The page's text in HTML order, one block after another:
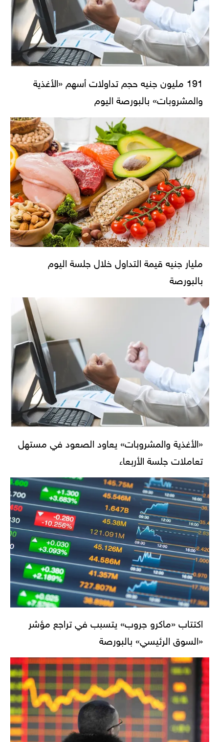
191 مليون جنيه حجم تداولات أسهم «الأغذية
والمشروبات» بالبورصة اليوم
مليار جنيه قيمة التداول خلال جلسة اليوم
بالبورصة
«الأغذية والمشروبات» يعاود الصعود في مستهل
تعاملات جلسة الأربعاء
اكتتاب «ماكرو جروب» يتسبب في تراجع مؤشر
«السوق الرئيسي» بالبورصة